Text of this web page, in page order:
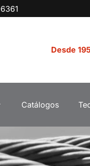
Desde
Catálogos